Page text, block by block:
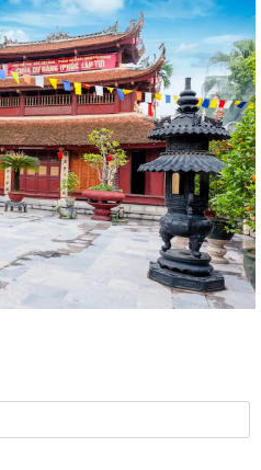
đồng chí nguyên là lãnh đạo chủ
CHỨC ĐẠI HỘI CHI BỘ LẦN THỨ I,
hương, thắp nến tri ân các Anh hùng
tri tại 6 điểm trên địa bàn xã
hướng về Kỷ niệm 78 năm ngày
với bão số 3